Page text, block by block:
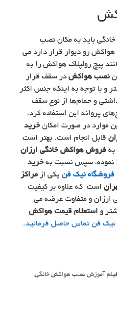
باید به مکان نصب
رو دیوار قرار دارد می
پیچ رولپلاک هواکش را به
نصب هواکش در سقف قرار
و با توجه به اینکه جنس اکثر
و حمام‌ها از نوع سقف
پروانه این استفاده کرد.
موارد در صورت امکان خرید
قابل انجام است. بهتر است
فروش هواکش خانگی ارزان
نموده، سپس نسبت به خرید
فروشگاه نیک فن یکی ازمراکز
است که علاوه بر کیفیت
ارزان و متفاوت عرضه می
و استعلام قیمت هواکش
نیک فن تماس حاصل فرمائید.
آموزش نصب هواکش خانگی,